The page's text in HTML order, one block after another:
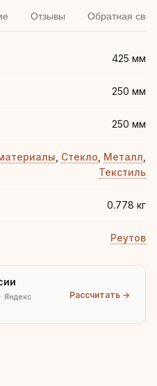
Отзывы Обратная
425 мм
250 мм
250 мм
Стекло Металл
Текстиль
0.778 кг
Реутов
Яндекс
Рассчитать →